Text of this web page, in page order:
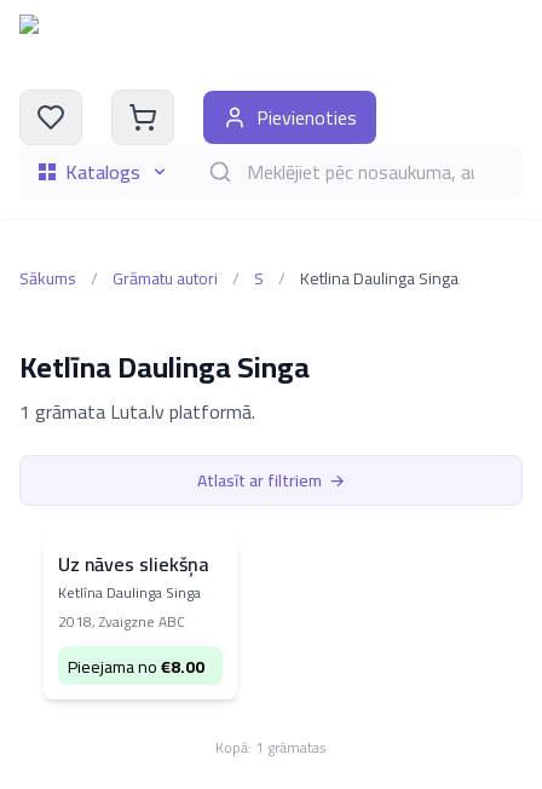
Katalogs Meklēt grāmatas pēc nosaukuma, autora,
Pievienoties
Sākums / Grāmatu autori / S / Ketlina Daulinga Singa
Ketlīna Daulinga Singa
1 grāmata Luta.lv platformā.
Atlasīt ar filtriem →
Uz nāves sliekšņa
Ketlīna Daulinga Singa
2018,Zvaigzne ABC
Pieejama no€8.00
Kopā: 1 grāmatas